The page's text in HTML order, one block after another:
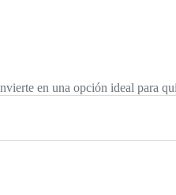
en una opción ideal para